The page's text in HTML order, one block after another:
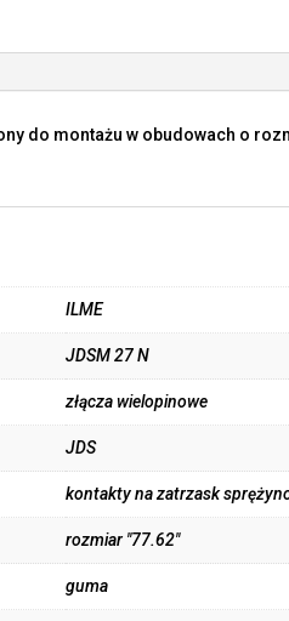
do montażu w obudowach o
ILME
JDSM 27 N
złącza wielopinowe
JDS
kontakty na zatrzask
rozmiar "77.62"
guma